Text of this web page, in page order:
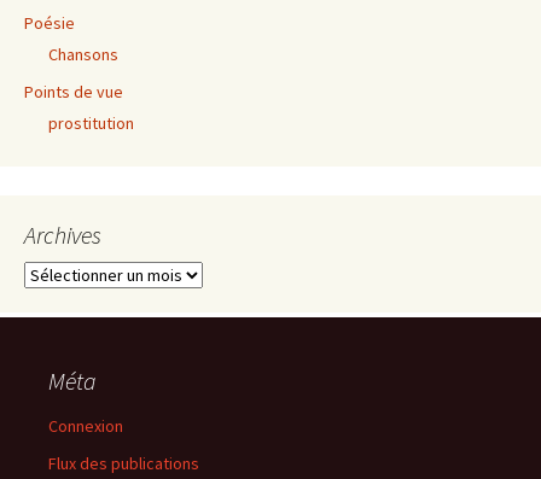
Poésie
Chansons
Points de vue
prostitution
Archives
Archives
Méta
Connexion
Flux des publications